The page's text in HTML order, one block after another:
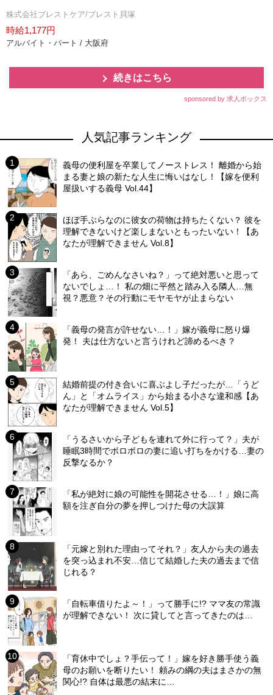
株式会社ブレストケア/ブレスト貝塚
時給1,177円
アルバイト・パート / 大阪府
続きはこちら
sponsored by 求人ボックス
人気記事ランキング
義母の便利屋を卒業してノーストレス！ 離婚から始
まる妻と娘の新たな人生に悔いはなし！【嫁を便利
屋扱いする義母 Vol.44】
ほぼ手ぶらなのに彼女の荷物は持ちたくない？ 彼を
理解できないけど楽しまないともったいない！【あ
なたが理解できません Vol.8】
「あら、ごめんなさいね？」って絶対悪いと思って
ないでしょ…！ 私の畑に平然と踏み入る隣人…無
視？悪意？その行動にモヤモヤが止まらない
「義母の発言が許せない…！」嫁が義母に怒り爆
発！ 夫は仕方ないと言うけれど諦めるべき？
結婚前提の付き合いに喜ぶよし子だったが…「うど
ん」と「オムライス」から始まる小さな違和感【あ
なたが理解できません Vol.5】
「うるさいから子どもを連れて外に行って？」夫が
睡眠3時間でボロボロの妻に追い打ちをかける…妻の
反撃なるか？
「私が絶対に娘の可能性を開花させる…！」娘に高
額を注ぎ自分の夢を押しつけた母の大誤算
「元嫁と別れた理由ってそれ？」友人から夫の過去
を突っ込まれ不安…信じて結婚した夫の過去まで信
じれる？
「自転車借りたよ～！」って勝手に!? ママ友の常識
が理解できない！ 次に貸してと言ってきたのは…
「育休中でしょ？手伝って！」嫁を好き勝手使う義
母のお願いを断りたい！ 頼みの綱の夫はまさかの無
関心!? 自体は最悪の結末に…